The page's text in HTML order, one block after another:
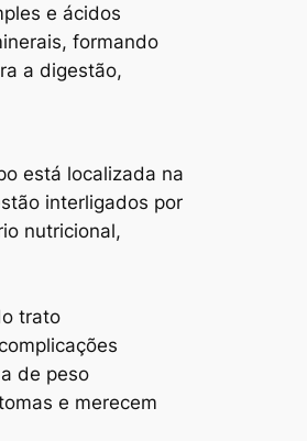
e ácidos
formando
a digestão,
está localizada na
interligados por
nutricional,
trato
de peso
e merecem